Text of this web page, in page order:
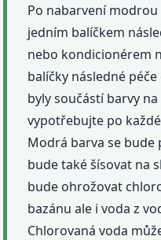
Po nabarvení
jedním balíčkem
nebo kondicionérem
balíčky následné
byly součástí barvy
vypotřebujte po
Modrá barva se
bude také šísovat na
bude ohrožovat
bazánu ale i voda z
Chlorovaná voda